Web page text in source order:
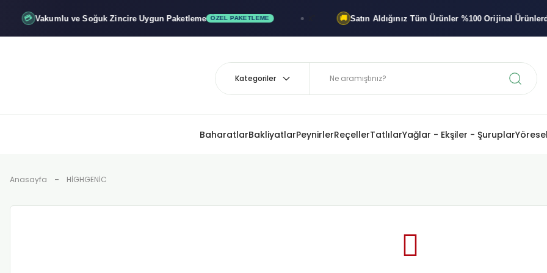
Vakumlu ve SoğukZincire Uygun Paketleme ÖZEL PAKETLEME Satın Aldığınız Tüm Ürünler%100 OrijinalÜrünlerdir
BaharatlarBakliyatlarPeynirlerReçellerTatlılarYağlar - Ekşiler - Şuruplar
Anasayfa HİGHGENİC